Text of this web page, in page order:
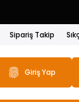
Sipariş Takip
Giriş Yap